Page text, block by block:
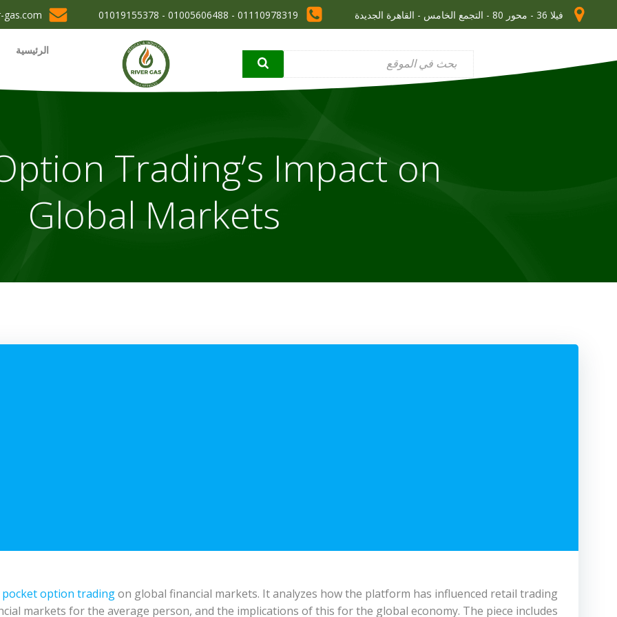
فيلا 36 - محور 80 - التجمع الخامس - القاهرة الجديدة 01110978319 - 01005606488 - 01019155378
gas.com
الرئيسية
Trading’s Impact on
Global Markets
pocket option tradingon global financial markets. It analyzes how the platform has influenced retail trading
markets for the average person, and the implications of this for the global economy. The piece includes